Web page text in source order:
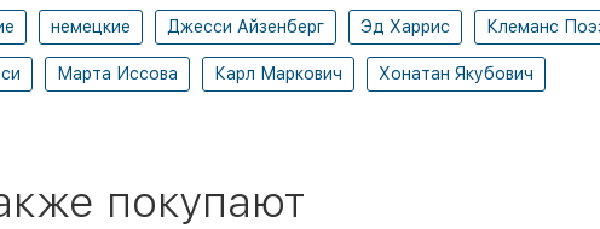
немецкие Джесси Айзенберг Эд Харрис Клеманс
Марта Иссова Карл Маркович Хонатан Якубович
покупают